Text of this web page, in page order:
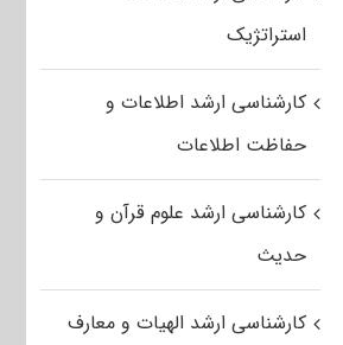
استراتژیک
کارشناسی ارشد اطلاعات و
حفاظت اطلاعات
کارشناسی ارشد علوم قرآن و
حدیث
کارشناسی ارشد الهیات و معارف